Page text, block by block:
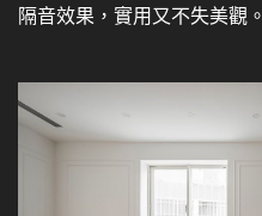
隔音效果，實用又不失美觀。